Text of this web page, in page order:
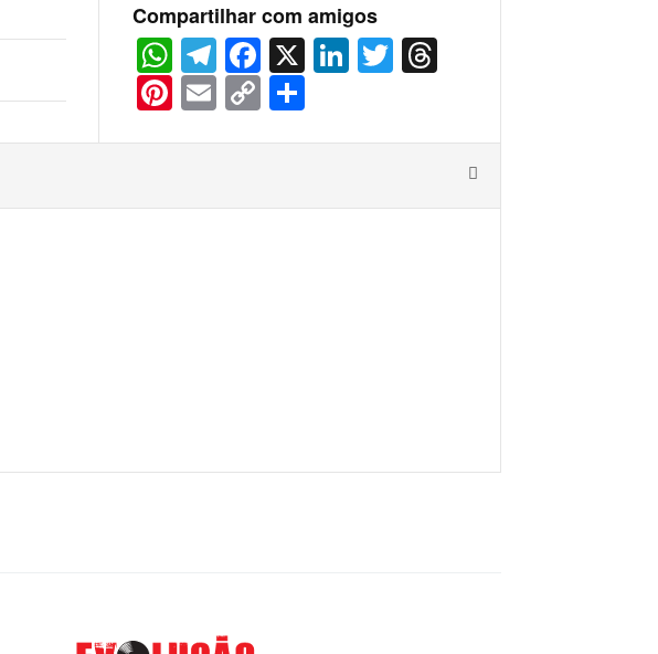
Compartilhar com amigos
WhatsApp
Telegram
Facebook
X LinkedIn
Twitter
Pinterest
Email
Copy
Link